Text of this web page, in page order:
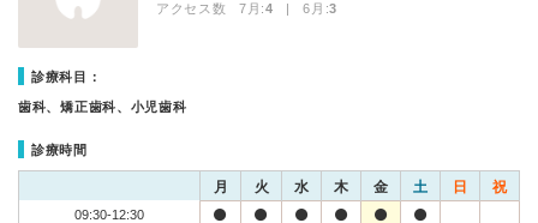
アクセス数 7月:4 | 6月:3
診療科目：
歯科、矯正歯科、小児歯科
診療時間
月 火 水 木 金 土 日 祝
09:30-12:30